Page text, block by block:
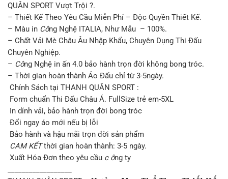
QUÂN SPORT Vượt Trội ?.
– Thiết Kế Theo Yêu Cầu Miễn Phí – Độc Quyền Thiết Kế.
– Màu in Công Nghệ ITALIA, Như Mẫu – 100%.
– Chất Vải Mè Châu Âu Nhập Khẩu, Chuyên Dụng Thi Đấu
Chuyên Nghiệp.
– Công Nghệ in ấn 4.0 bảo hành trọn đời không bong tróc.
– Thời gian hoàn thành Áo Đấu chỉ từ 3-5ngày.
Chính Sách tại THANH QUÂN SPORT :
Form chuẩn Thi Đấu Châu Á. FullSize trẻ em-5XL
In dính vải, bảo hành trọn đời bong tróc
Đổi ngay áo mới nếu bị lỗi
Bảo hành và hậu mãi trọn đời sản phẩm
CAM KẾTthời gian hoàn thành: 3-5 ngày.
Xuất Hóa Đơn theo yêu cầu c ông ty